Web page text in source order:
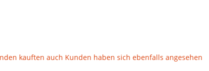
kauften auch Kunden haben sich ebenfalls angesehen